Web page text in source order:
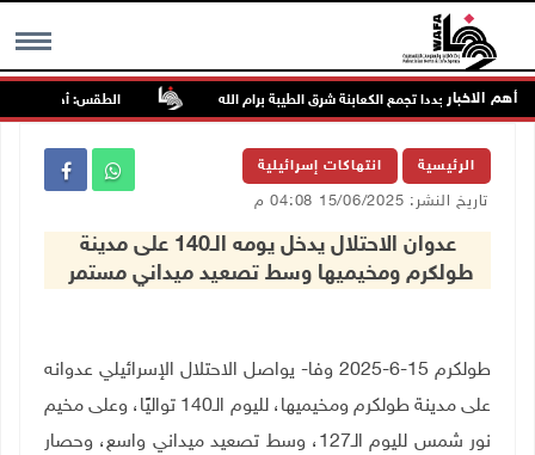
MENU أهم الاخبار
مجددا تجمع الكعابنة شرق الطيبة برام الله الطقس: أجواء صافية
الرئيسية انتهاكات إسرائيلية
تاريخ النشر: 15/06/2025 04:08 م
عدوان الاحتلال يدخل يومه الـ140 على مدينة
طولكرم ومخيميها وسط تصعيد ميداني مستمر
طولكرم 15-6-2025 وفا- يواصل الاحتلال الإسرائيلي عدوانه
على مدينة طولكرم ومخيميها، لليوم الـ140 تواليًا، وعلى مخيم
نور شمس لليوم الـ127، وسط تصعيد ميداني واسع، وحصار